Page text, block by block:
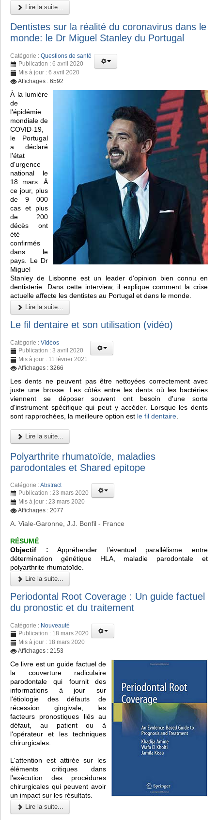
Lire la suite...
Dentistes sur la réalité du coronavirus dans le
monde: le Dr Miguel Stanley du Portugal
Catégorie : Questions de santé
Publication : 6 avril 2020
Mis à jour : 6 avril 2020
Affichages : 6592
À la lumière
de
l'épidémie
mondiale de
COVID-19,
le Portugal
a déclaré
l'état
d'urgence
national le
18 mars. À
ce jour, plus
de 9 000
cas et plus
de 200
décès ont
été
confirmés
dans le
pays. Le Dr
Miguel
Stanley de Lisbonne est un leader d'opinion bien connu en
dentisterie. Dans cette interview, il explique comment la crise
actuelle affecte les dentistes au Portugal et dans le monde.
Lire la suite...
Le fil dentaire et son utilisation (vidéo)
Catégorie : Vidéos
Publication : 3 avril 2020
Mis à jour : 11 février 2021
Affichages : 3266
Les dents ne peuvent pas être nettoyées correctement avec
juste une brosse. Les côtés entre les dents où les bactéries
viennent se déposer souvent ont besoin d'une sorte
d'instrument spécifique qui peut y accéder. Lorsque les dents
sont rapprochées, la meilleure option est le fil dentaire
Lire la suite...
Polyarthrite rhumatoïde, maladies
parodontales et Shared epitope
Catégorie :Abstract
Publication : 23 mars 2020
Mis à jour : 23 mars 2020
Affichages : 2077
A. Viale-Garonne, J.J. Bonfil - France
RÉSUMÉ
Objectif : Appréhender l’éventuel parallélisme entre
détermination génétique HLA, maladie parodontale et
polyarthrite rhumatoïde.
Lire la suite...
Periodontal Root Coverage : Un guide factuel
du pronostic et du traitement
Catégorie : Nouveauté
Publication : 18 mars 2020
Mis à jour : 18 mars 2020
Affichages : 2153
Ce livre est un guide factuel de
la couverture radiculaire
parodontale qui fournit des
informations à jour sur
l'étiologie des défauts de
récession gingivale, les
facteurs pronostiques liés au
défaut, au patient ou à
l'opérateur et les techniques
chirurgicales.
L'attention est attirée sur les
éléments critiques dans
l'exécution des procédures
chirurgicales qui peuvent avoir
un impact sur les résultats.
Lire la suite...